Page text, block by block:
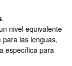
.
nivel equivalente
las lenguas,
específica para